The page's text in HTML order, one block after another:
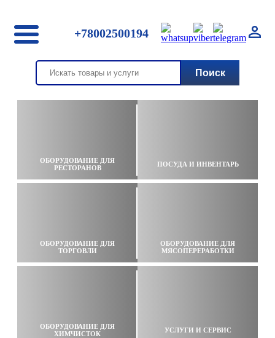
+78002500194
ОБОРУДОВАНИЕ ДЛЯ
РЕСТОРАНОВ
ПОСУДА И ИНВЕНТАРЬ
ОБОРУДОВАНИЕ ДЛЯ
ТОРГОВЛИ
ОБОРУДОВАНИЕ ДЛЯ
МЯСОПЕРЕРАБОТКИ
ОБОРУДОВАНИЕ ДЛЯ
ХИМЧИСТОК
УСЛУГИ И СЕРВИС